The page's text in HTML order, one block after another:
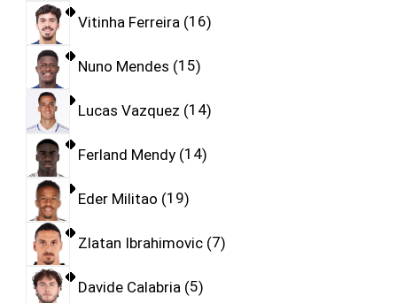
Vitinha Ferreira 16
Nuno Mendes 15
Lucas Vazquez 14
Ferland Mendy 14
Eder Militao 19
Zlatan Ibrahimovic 7
Davide Calabria 5